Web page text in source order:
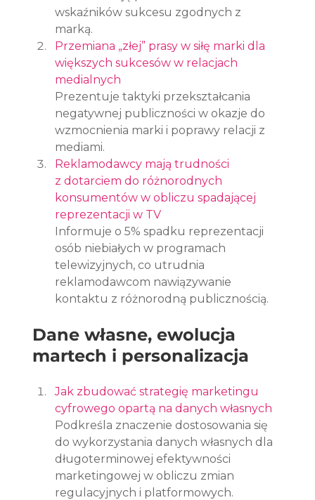
wskaźników sukcesu zgodnych z
marką.
Przemiana „złej” prasy w siłę marki dla
większych sukcesów w relacjach
medialnych
Prezentuje taktyki przekształcania
negatywnej publiczności w okazje do
wzmocnienia marki i poprawy relacji z
mediami.
Reklamodawcy mają trudności
z dotarciem do różnorodnych
konsumentów w obliczu spadającej
reprezentacji w TV
Informuje o 5% spadku reprezentacji
osób niebiałych w programach
telewizyjnych, co utrudnia
reklamodawcom nawiązywanie
kontaktu z różnorodną publicznością.
Dane własne, ewolucja
martech i personalizacja
Jak zbudować strategię marketingu
cyfrowego opartą na danych własnych
Podkreśla znaczenie dostosowania się
do wykorzystania danych własnych dla
długoterminowej efektywności
marketingowej w obliczu zmian
regulacyjnych i platformowych.